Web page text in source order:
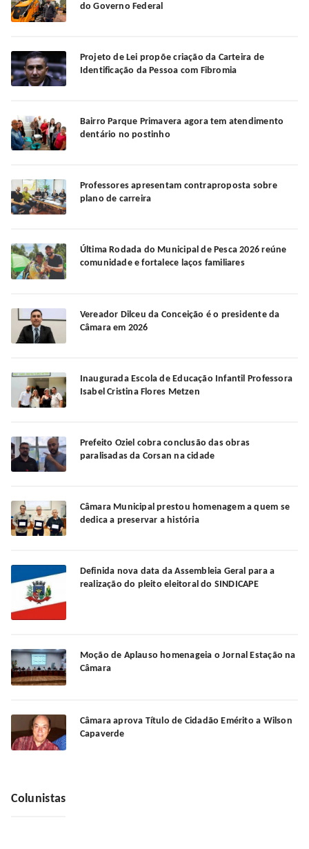
do Governo Federal
Projeto de Lei propõe criação da Carteira de
Identificação da Pessoa com Fibromia
Bairro Parque Primavera agora tem atendimento
dentário no postinho
Professores apresentam contraproposta sobre
plano de carreira
Última Rodada do Municipal de Pesca 2026 reúne
comunidade e fortalece laços familiares
Vereador Dilceu da Conceição é o presidente da
Câmara em 2026
Inaugurada Escola de Educação Infantil Professora
Isabel Cristina Flores Metzen
Prefeito Oziel cobra conclusão das obras
paralisadas da Corsan na cidade
Câmara Municipal prestou homenagem a quem se
dedica a preservar a história
Definida nova data da Assembleia Geral para a
realização do pleito eleitoral do SINDICAPE
Moção de Aplauso homenageia o Jornal Estação na
Câmara
Câmara aprova Título de Cidadão Emérito a Wilson
Capaverde
Colunistas